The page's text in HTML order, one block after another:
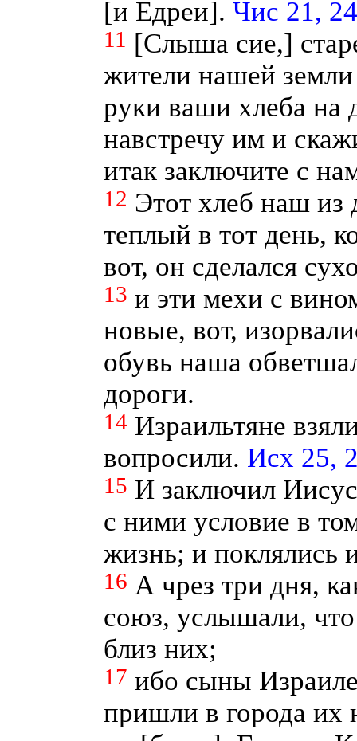
[и Едреи]. Чис 21, 24
11 [Слыша сие,]
жители нашей земли
руки ваши хлеба на
навстречу им и
итак заключите с
12 Этот хлеб наш
теплый в тот день,
вот, он сделался
13 и эти мехи с
новые, вот,
обувь наша
дороги.
14 Израильтяне
вопросили. Исх 25,
15 И заключил
с ними условие в
жизнь; и поклялись
16 А чрез три дня,
союз, услышали,
близ них;
17 ибо сыны
пришли в города их